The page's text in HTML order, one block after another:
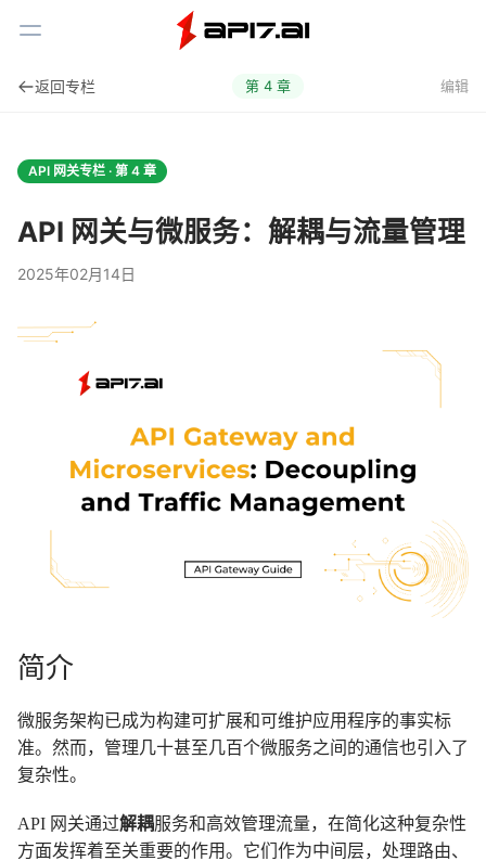
Toggle Menu
返回专栏 第 4 章 编辑
API 网关专栏 · 第 4 章
API 网关与微服务：解耦与流量管理
2025年02月14日
简介
微服务架构已成为构建可扩展和可维护应用程序的事实标
准。然而，管理几十甚至几百个微服务之间的通信也引入了
复杂性。
API 网关通过解耦服务和高效管理流量，在简化这种复杂性
方面发挥着至关重要的作用。它们作为中间层，处理路由、